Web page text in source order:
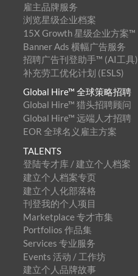
雇主品牌服务
浏览星级企业档案
15X Growth 星级企业方案™
Banner Ads 横幅广告服务
招聘广告刊登助手™ (AI工具)
补充劳工优化计划 (ESLS)
Global Hire™ 全球策略招聘
Global Hire™ 猎头招聘顾问
Global Hire™ 远端人才招聘
EOR 全球名义雇主方案
TALENTS
登陆专才库 / 建立个人档案
建立个人档案专页
建立个人化部落格
刊登我的个人项目
Marketplace 专才市集
Portfolios 作品集
Services 专业服务
Events 活动 / 工作坊
建立个人品牌故事